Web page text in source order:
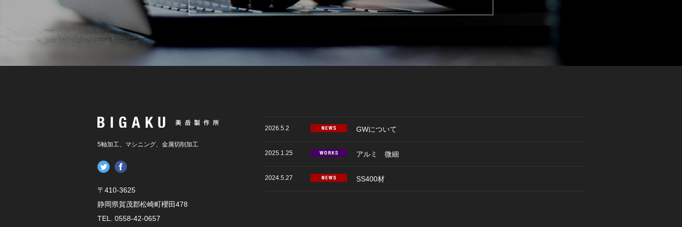
5軸加工、マシニング、金属切削加工
〒410-3625
静岡県賀茂郡松崎町櫻田478
TEL. 0558-42-0657
2026.5.2 GWについて
2025.1.25 アルミ 微細
2024.5.27 SS400材